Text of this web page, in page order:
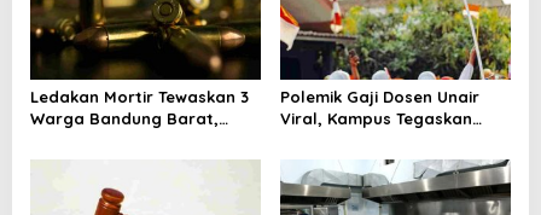
i
g
a
t
Ledakan Mortir Tewaskan 3
Warga Bandung Barat,
Amunisi Bekas
Polemik Gaji Dosen Unair
Viral, Kampus Tegaskan
Pokok